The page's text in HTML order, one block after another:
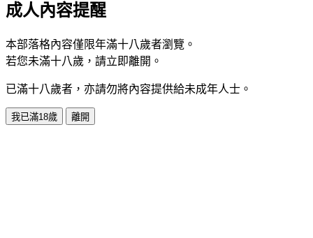
成人內容提醒
本部落格內容僅限年滿十八歲者瀏覽。
若您未滿十八歲，請立即離開。
已滿十八歲者，亦請勿將內容提供給未成年人士。
我已滿18歲 離開